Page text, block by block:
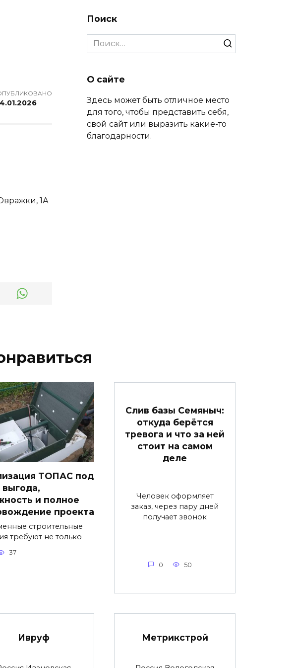
1А
Поиск
Search
for:
О сайте
Здесь может быть отличное место
для того, чтобы представить себя,
свой сайт или выразить какие-то
благодарности.
ТОПАС под
и полное
проекта
строительные
требуют не только
37
Слив базы Семяныч:
откуда берётся
тревога и что за ней
стоит на самом
деле
Человек оформляет
заказ, через пару дней
получает звонок
0 50
Ивруф Метрикстрой